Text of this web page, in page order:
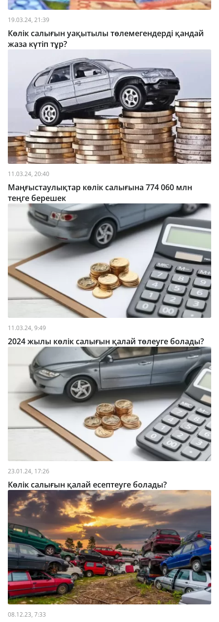
19.03.24, 21:39
Көлік салығын уақытылы төлемегендерді қандай
жаза күтіп тұр?
11.03.24, 20:40
Маңғыстаулықтар көлік салығына 774 060 млн
теңге берешек
11.03.24, 9:49
2024 жылы көлік салығын қалай төлеуге болады?
23.01.24, 17:26
Көлік салығын қалай есептеуге болады?
08.12.23, 7:33